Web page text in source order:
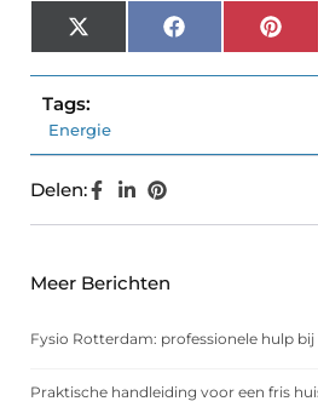
X
(Twitter)
Facebook
Tags:
Energie
Delen:
Meer Berichten
Fysio Rotterdam: professionele hulp bij
Praktische handleiding voor een fris